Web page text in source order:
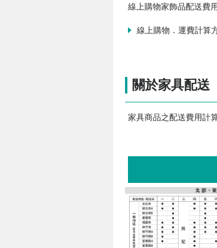
線上購物家飾品配送費
線上購物．運費計算
關於家具配送
家具商品之配送費用計